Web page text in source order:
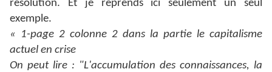
résolution. Et je reprends ici seulement un seul
exemple.
« 1-page 2 colonne 2 dans la partie le capitalisme
actuel en crise
On peut lire : "L'accumulation des connaissances, la